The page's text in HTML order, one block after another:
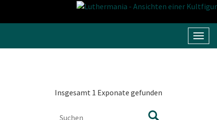
Insgesamt 1 Exponate gefunden